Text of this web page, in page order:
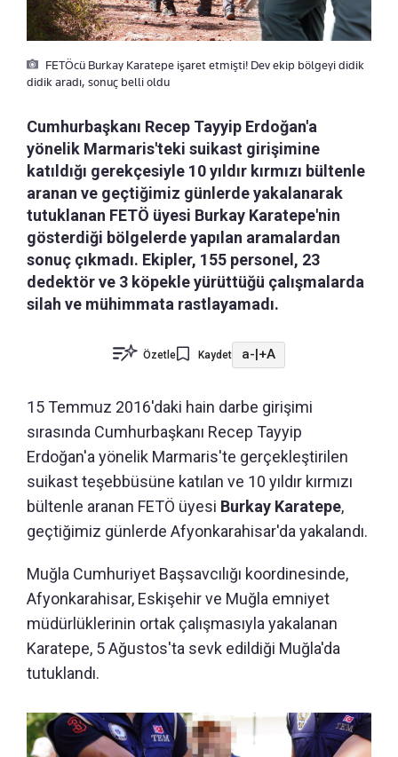
FETÖcü Burkay Karatepe işaret etmişti! Dev ekip bölgeyi didik
didik aradı, sonuç belli oldu
Cumhurbaşkanı Recep Tayyip Erdoğan'a
yönelik Marmaris'teki suikast girişimine
katıldığı gerekçesiyle 10 yıldır kırmızı bültenle
aranan ve geçtiğimiz günlerde yakalanarak
tutuklanan FETÖ üyesi Burkay Karatepe'nin
gösterdiği bölgelerde yapılan aramalardan
sonuç çıkmadı. Ekipler, 155 personel, 23
dedektör ve 3 köpekle yürüttüğü çalışmalarda
silah ve mühimmata rastlayamadı.
Özetle Kaydet a-|+A
15 Temmuz 2016'daki hain darbe girişimi
sırasında Cumhurbaşkanı Recep Tayyip
Erdoğan'a yönelik Marmaris'te gerçekleştirilen
suikast teşebbüsüne katılan ve 10 yıldır kırmızı
bültenle aranan FETÖ üyesi Burkay Karatepe,
geçtiğimiz günlerde Afyonkarahisar'da yakalandı.
Muğla Cumhuriyet Başsavcılığı koordinesinde,
Afyonkarahisar, Eskişehir ve Muğla emniyet
müdürlüklerinin ortak çalışmasıyla yakalanan
Karatepe, 5 Ağustos'ta sevk edildiği Muğla'da
tutuklandı.